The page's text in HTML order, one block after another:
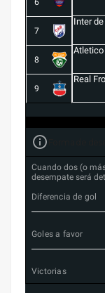
6
7
Inter
8
Atletico
9
Real
Cuando dos (o
desempate será
Diferencia de gol
Goles a favor
Victorias